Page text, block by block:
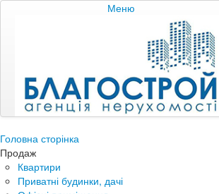
Меню
Головна сторінка
Продаж
Квартири
Приватні будинки, дачі